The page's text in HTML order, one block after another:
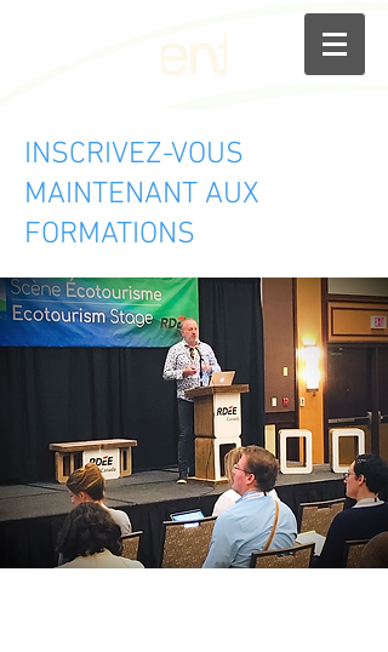
INSCRIVEZ-VOUS
MAINTENANT AUX
FORMATIONS